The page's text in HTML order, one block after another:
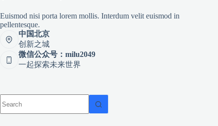
Euismod nisi porta lorem mollis. Interdum velit euismod in
pellentesque.
中国北京
创新之城
微信公众号：milu2049
一起探索未来世界